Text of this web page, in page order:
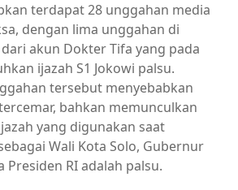
terdapat 28 unggahan media
dengan lima unggahan di
akun Dokter Tifa yang pada
ijazah S1 Jokowi palsu.
tersebut menyebabkan
bahkan memunculkan
yang digunakan saat
Wali Kota Solo, Gubernur
Presiden RI adalah palsu.